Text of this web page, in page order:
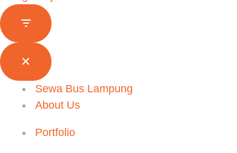
Sewa Bus Lampung
About Us
Portfolio